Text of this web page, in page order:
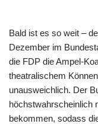
Bald ist es so weit –
Dezember im
die FDP die Ampel-
theatralischem
unausweichlich. Der
höchstwahrscheinlich
bekommen, sodass